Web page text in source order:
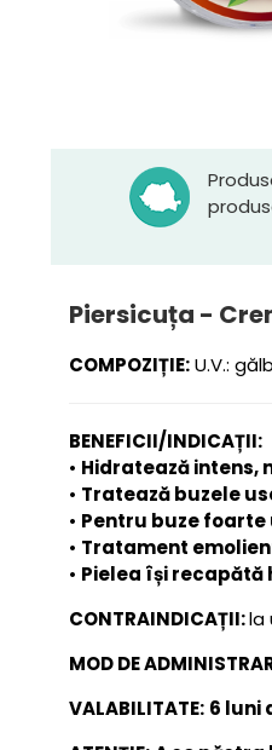
Piersicuța -
COMPOZIȚIE:U.V.:
BENEFICII/INDICAȚII:
• Hidratează intens,
• Tratează buzele
• Pentru buze
• Tratament
• Pielea își
CONTRAINDICAȚII:la
MOD DE
VALABILITATE: 6 luni